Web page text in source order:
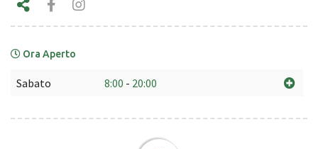
Ora Aperto
Sabato 8:00 - 20:00